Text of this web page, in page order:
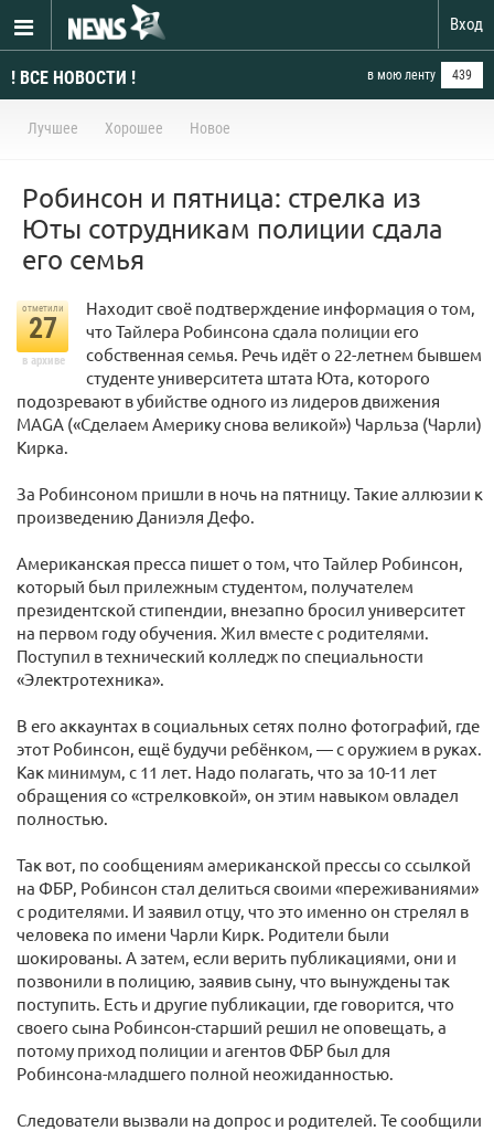
Вход
! ВСЕ НОВОСТИ ! в мою ленту 439
Лучшее Хорошее Новое
Робинсон и пятница: стрелка из
Юты сотрудникам полиции сдала
его семья
отметили
27
в архиве
Находит своё подтверждение информация о том,
что Тайлера Робинсона сдала полиции его
собственная семья. Речь идёт о 22-летнем бывшем
студенте университета штата Юта, которого
подозревают в убийстве одного из лидеров движения
MAGA («Сделаем Америку снова великой») Чарльза (Чарли)
Кирка.
За Робинсоном пришли в ночь на пятницу. Такие аллюзии к
произведению Даниэля Дефо.
Американская пресса пишет о том, что Тайлер Робинсон,
который был прилежным студентом, получателем
президентской стипендии, внезапно бросил университет
на первом году обучения. Жил вместе с родителями.
Поступил в технический колледж по специальности
«Электротехника».
В его аккаунтах в социальных сетях полно фотографий, где
этот Робинсон, ещё будучи ребёнком, — с оружием в руках.
Как минимум, с 11 лет. Надо полагать, что за 10-11 лет
обращения со «стрелковкой», он этим навыком овладел
полностью.
Так вот, по сообщениям американской прессы со ссылкой
на ФБР, Робинсон стал делиться своими «переживаниями»
с родителями. И заявил отцу, что это именно он стрелял в
человека по имени Чарли Кирк. Родители были
шокированы. А затем, если верить публикациями, они и
позвонили в полицию, заявив сыну, что вынуждены так
поступить. Есть и другие публикации, где говорится, что
своего сына Робинсон-старший решил не оповещать, а
потому приход полиции и агентов ФБР был для
Робинсона-младшего полной неожиданностью.
Следователи вызвали на допрос и родителей. Те сообщили